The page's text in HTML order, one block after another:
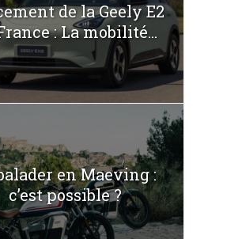
de la Geely E2
: La mobilité...
en Maeving :
c’est possible ?